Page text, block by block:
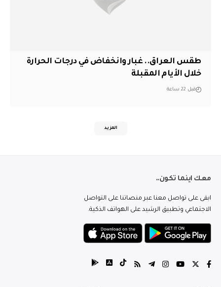
طقس العراق.. غبار وانخفاض في درجات الحرارة
خلال الأيام المقبلة
قبل 22 ساعة
المزيد
معك اينما تكون..
ابقى على تواصل معنا عبر منصاتنا على التواصل
الاجتماعي وتطبيق الرشيد على الهواتف الذكية.